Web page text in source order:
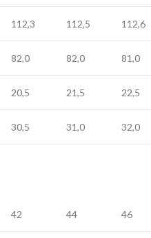
112,3 112,5 112,6
82,0 82,0 81,0
20,5 21,5 22,5
30,5 31,0 32,0
42 44 46